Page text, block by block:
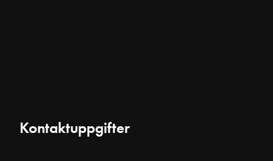
Kontaktuppgifter